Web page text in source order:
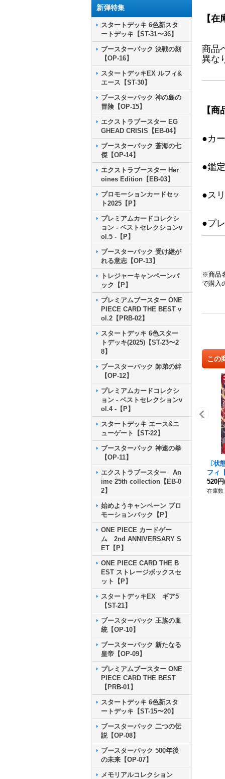
新弾特集
スタートデッキ 6色新スタ
ートデッキ【ST-31〜36】
ブースターパック 決戦の刻
【OP-16】
スタートデッキEX ルフィ&
エース【ST-30】
ブースターパック 神の島の
冒険【OP-15】
エクストラブースター EG
GHEAD CRISIS【EB-04】
ブースターパック 蒼海の七
傑【OP-14】
エクストラブースター Her
oines Edition【EB-03】
プロモーションカードセッ
ト2025【P】
プレミアムカードコレクシ
ョン - ベストセレクションv
ol.5 -【P】
ブースターパック 受け継が
れる意志【OP-13】
トレジャーキャンペーンパ
ック【P】
プレミアムブースター ONE
PIECE CARD THE BEST v
ol.2【PRB-02】
スタートデッキ 6色スター
トデッキ(2025)【ST-23〜2
8】
ブースターパック 師弟の絆
【OP-12】
プレミアムカードコレクシ
ョン - ベストセレクションv
ol.4 -【P】
スタートデッキ エース&ニ
ューゲート【ST-22】
ブースターパック 神速の拳
【OP-11】
エクストラブースター An
ime 25th collection【EB-0
2】
始めようキャンペーン プロ
モーションパック【P】
ONE PIECE カードゲー
ム 2nd ANNIVERSARY S
ET【P】
ONE PIECE CARD THE B
EST ストレージボックスセ
ット【P】
スタートデッキEX ギア5
【ST-21】
ブースターパック 王族の血
統【OP-10】
ブースターパック 新たなる
皇帝【OP-09】
プレミアムブースター ONE
PIECE CARD THE BEST
【PRB-01】
スタートデッキ 6色新スタ
ートデッキ【ST-15〜20】
ブースターパック 二つの伝
説【OP-08】
ブースターパック 500年後
の未来【OP-07】
メモリアルコレクション
【
商品
異な
【
●カ
●鑑
●ス
●プ
※商品
で購入
この
〔状
フィ
520円
在庫数